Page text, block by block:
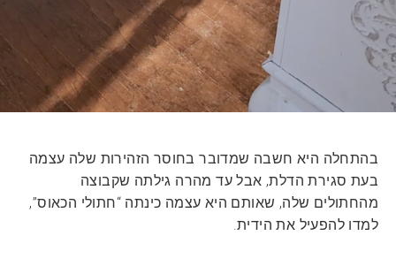
בהתחלה היא חשבה שמדובר בחוסר הזהירות שלה עצמה
בעת סגירת הדלת, אבל עד מהרה גילתה שקבוצה
מהחתולים שלה, שאותם היא עצמה כינתה “חתולי הכאוס”,
למדו להפעיל את הידית.